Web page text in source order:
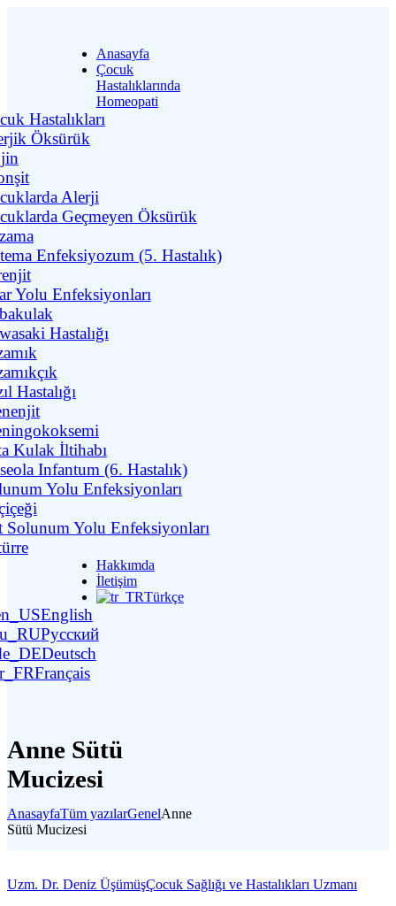
Anasayfa
Çocuk
Hastalıklarında
Homeopati
Hastalıkları
Öksürük
Alerji
Geçmeyen Öksürük
Enfeksiyozum (5. Hastalık)
Yolu Enfeksiyonları
Hastalığı
Hastalığı
Kulak İltihabı
Infantum (6. Hastalık)
Yolu Enfeksiyonları
Solunum Yolu Enfeksiyonları
Hakkımda
İletişim
Türkçe
English
Русский
Deutsch
Français
Anne Sütü
Mucizesi
AnasayfaTüm yazılarGenelAnne
Sütü Mucizesi
Uzm. Dr. Deniz ÜşümüşÇocuk Sağlığı ve Hastalıkları Uzmanı